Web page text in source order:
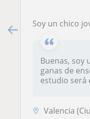
Soy un chico joven
Buenas, soy
ganas de
estudio será
Valencia (Ciudad),